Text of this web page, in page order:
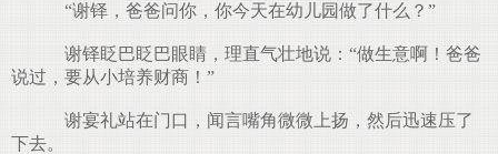
“谢铎，爸爸问你，你今天在幼儿园做了什么？”
谢铎眨巴眨巴眼睛，理直气壮地说：“做生意啊！爸爸
说过，要从小培养财商！”
谢宴礼站在门口，闻言嘴角微微上扬，然后迅速压了
下去。